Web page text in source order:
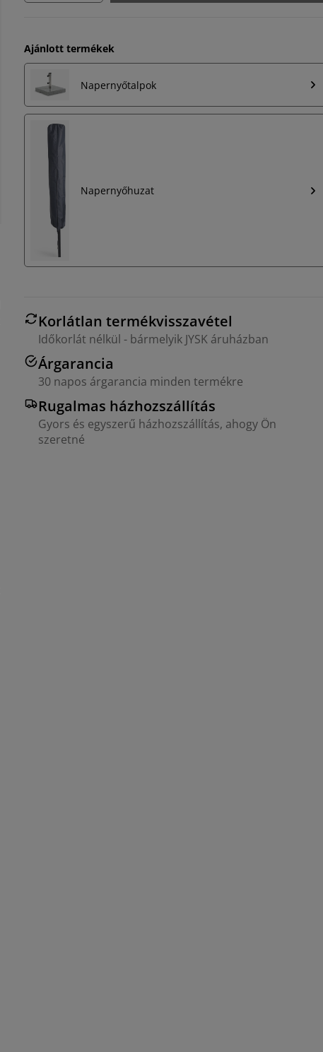
Ajánlott termékek
Napernyőtalpok
Napernyőhuzat
Korlátlan termékvisszavétel
Időkorlát nélkül - bármelyik JYSK áruházban
Árgarancia
30 napos árgarancia minden termékre
Rugalmas házhozszállítás
Gyors és egyszerű házhozszállítás, ahogy Ön
szeretné